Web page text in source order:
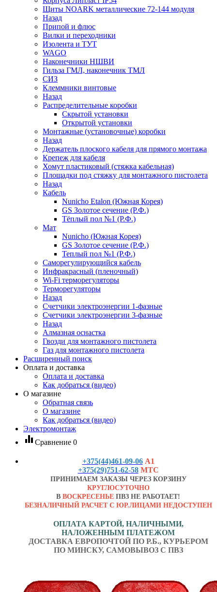
Щиты NOARK металлические 72-144 модуля
Назад
Припой и флюс
Вилки и переходники
Изолента и ТУТ
WAGO
Наконечники НШВИ
Гильза ГМЛ, наконечник ТМЛ
СИЗ
Клеммники винтовые
Назад
Распределительные коробки
Скрытой установки
Открытой установки
Монтажные (установочные) коробки
Назад
Держатель плоского кабеля для прямого монтажа
Крепеж для кабеля
Хомут пластиковый (стяжка кабельная)
Площадки под стяжку для монтажного пистолета
Назад
Кабель
Nunicho Etalon (Южная Корея)
GS Золотое сечение (Р.Ф.)
Тёплый пол №1 (Р.Ф.)
Мат
Nunicho (Южная Корея)
GS Золотое сечение (Р.Ф.)
Теплый пол №1 (Р.Ф.)
Саморегулирующийся кабель
Инфракрасный (пленочный)
Wi-Fi терморегуляторы
Терморегуляторы
Назад
Счетчики электроэнергии 1-фазные
Счетчики электроэнергии 3-фазные
Назад
Алмазная оснастка
Гвозди для монтажного пистолета
Газ для монтажного пистолета
Расширенный поиск
Оплата и доставка
Оплата и доставка
Как добраться (видео)
О магазине
Обратная связь
О магазине
Как добраться (видео)
Электромонтаж
equalizer Сравнение 0
+375(44)461-09-06 А1
+375(29)751-62-58 МТС
ПРИНИМАЕМ ЗАКАЗЫ ЧЕРЕЗ КОРЗИНУ
КРУГЛОСУТОЧНО
В ВОСКРЕСЕНЬЕ ПВЗ НЕ РАБОТАЕТ!
БЕЗНАЛИЧНЫЙ РАСЧЕТ С ЮР.ЛИЦАМИ НЕДОСТУПЕН
ОПЛАТА КАРТОЙ, НАЛИЧНЫМИ,
НАЛОЖЕННЫМ ПЛАТЕЖОМ
ДОСТАВКА ЕВРОПОЧТОЙ ПО Р.Б., КУРЬЕРОМ
ПО МИНСКУ, САМОВЫВОЗ С ПВЗ